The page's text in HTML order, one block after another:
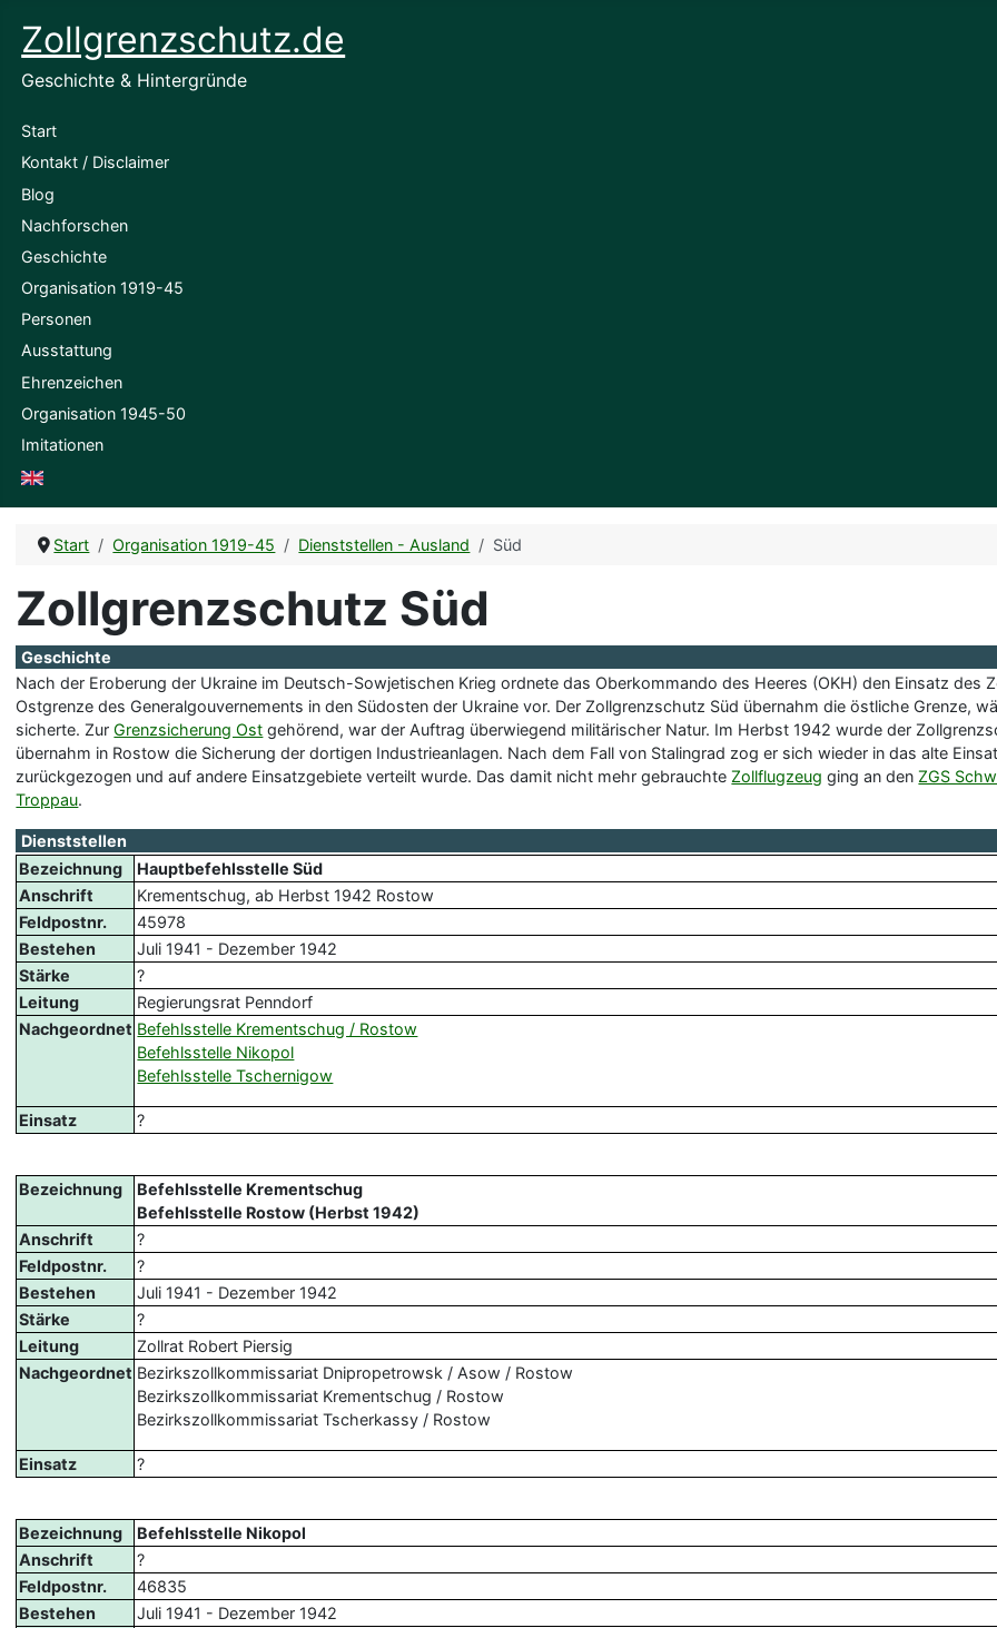
Zollgrenzschutz.de
Geschichte & Hintergründe
Start
Kontakt / Disclaimer
Blog
Nachforschen
Geschichte
Organisation 1919-45
Personen
Ausstattung
Ehrenzeichen
Organisation 1945-50
Imitationen
English
Start Organisation 1919-45 Dienststellen - Ausland Süd
Zollgrenzschutz Süd
Geschichte
Nach der Eroberung der Ukraine im Deutsch-Sowjetischen Krieg ordnete das Oberkommando des Heeres (OKH) den Einsatz des
Ostgrenze des Generalgouvernements in den Südosten der Ukraine vor. Der Zollgrenzschutz Süd übernahm die östliche Grenze,
sicherte. ZurGrenzsicherung Ost gehörend, war der Auftrag überwiegend militärischer Natur. Im Herbst 1942 wurde der
übernahm in Rostow die Sicherung der dortigen Industrieanlagen. Nach dem Fall von Stalingrad zog er sich wieder in das alte
zurückgezogen und auf andere Einsatzgebiete verteilt wurde. Das damit nicht mehr gebrauchteZollflugzeug ging an denZGS
Troppau.
Dienststellen
Bezeichnung
Hauptbefehlsstelle Süd
Anschrift
Krementschug, ab Herbst 1942 Rostow
Feldpostnr.
45978
Bestehen
Juli 1941 - Dezember 1942
Stärke
?
Leitung
Regierungsrat Penndorf
Nachgeordnet Befehlsstelle Krementschug / Rostow
Befehlsstelle Nikopol
Befehlsstelle Tschernigow
Einsatz ?
Bezeichnung
Befehlsstelle Krementschug
Befehlsstelle Rostow (Herbst 1942)
Anschrift
?
Feldpostnr.
?
Bestehen
Juli 1941 - Dezember 1942
Stärke
?
Leitung
Zollrat Robert Piersig
Nachgeordnet Bezirkszollkommissariat Dnipropetrowsk / Asow / Rostow
Bezirkszollkommissariat Krementschug / Rostow
Bezirkszollkommissariat Tscherkassy / Rostow
Einsatz ?
Bezeichnung
Befehlsstelle Nikopol
Anschrift
?
Feldpostnr.
46835
Bestehen
Juli 1941 - Dezember 1942